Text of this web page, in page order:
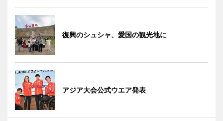
復興のシュシャ、愛国の観光地に
アジア大会公式ウエア発表